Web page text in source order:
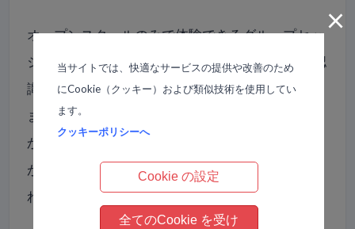
オープンスクールのみで体験できるグループセッ
ション。Lifeコースの1回のお試しバージョンと認
識されていますが、それ以上に奥深いものがあり
ます。疑問を感じていること、どうしたらいいの
か迷っていること。その空間に投げかけると答え
がやってくる。10人の仲間が答えを持っていてく
れるのです。
×
当サイトでは、快適なサービスの提供や改善のため
にCookie（クッキー）および類似技術を使用してい
ます。
クッキーポリシーへ
Cookie の設定
全てのCookie を受け